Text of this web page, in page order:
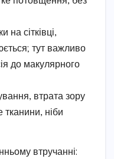
на сітківці,
тут важливо
до макулярного
втрата зору
тканини, ніби
втручанні: